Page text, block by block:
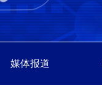
媒体报道